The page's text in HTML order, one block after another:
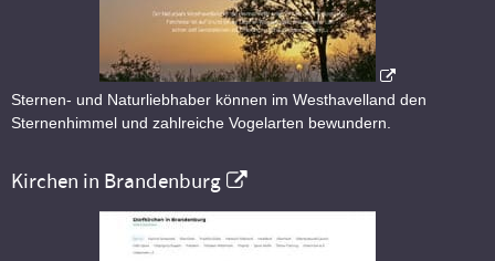
Sternen- und Naturliebhaber können im Westhavelland den
Sternenhimmel und zahlreiche Vogelarten bewundern.
Kirchen in Brandenburg